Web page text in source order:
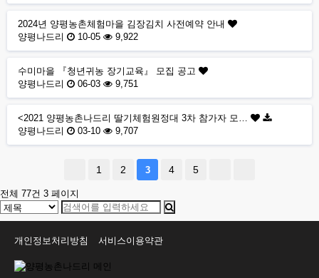
2024년 양평농촌체험마을 김장김치 사전예약 안내
양평나드리
10-05 9,922
수미마을 『청년귀농 장기교육』 모집 공고
양평나드리
06-03 9,751
<2021 양평농촌나드리 딸기체험원정대 3차 참가자 모…
양평나드리
03-10 9,707
1 2 3 4 5
전체 77건 3 페이지
개인정보처리방침 서비스이용약관